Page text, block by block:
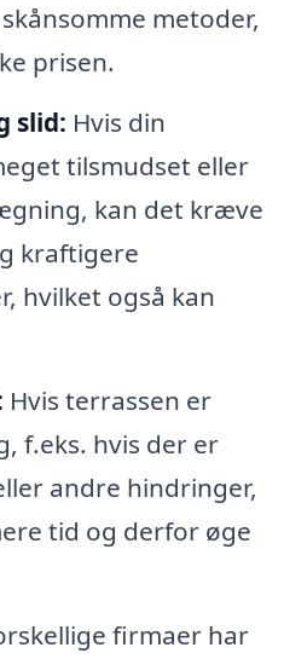
metoder,
prisen.
slid: Hvis din
tilsmudset eller
kan det kræve
kraftigere
hvilket også kan
Hvis terrassen er
f.eks. hvis der er
andre hindringer,
tid og derfor øge
firmaer har